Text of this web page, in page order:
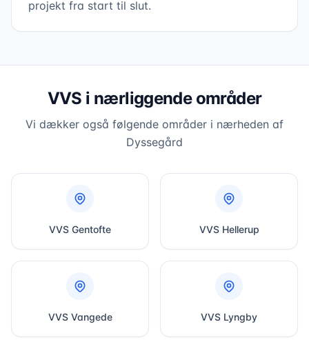
projekt fra start til slut.
VVS i nærliggende områder
Vi dækker også følgende områder i nærheden af
Dyssegård
VVS Gentofte VVS Hellerup
VVS Vangede VVS Lyngby